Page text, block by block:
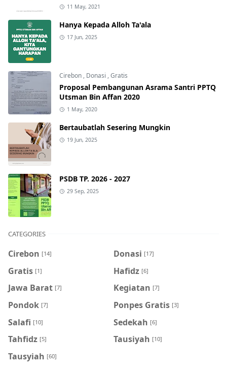
11 May, 2021
Hanya Kepada Alloh Ta'ala
17 Jun, 2025
Cirebon , Donasi ,Gratis
Proposal Pembangunan Asrama Santri PPTQ
Utsman Bin Affan 2020
1 May, 2020
Bertaubatlah Sesering Mungkin
19 Jun, 2025
PSDB TP. 2026 - 2027
29 Sep, 2025
CATEGORIES
Cirebon [14] Donasi [17]
Gratis [1] Hafidz [6]
Jawa Barat [7] Kegiatan [7]
Pondok [7] Ponpes Gratis [3]
Salafi [10] Sedekah [6]
Tahfidz [5] Tausiyah [10]
Tausyiah [60]